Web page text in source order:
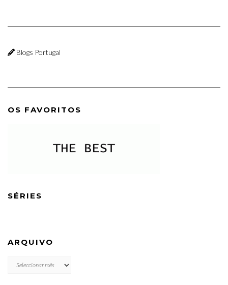
Blogs Portugal
OS FAVORITOS
SÉRIES
ARQUIVO
ARQUIVO